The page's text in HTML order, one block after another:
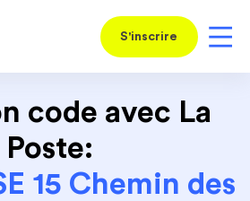
S'inscrire
code avec La
Poste:
15 Chemin des